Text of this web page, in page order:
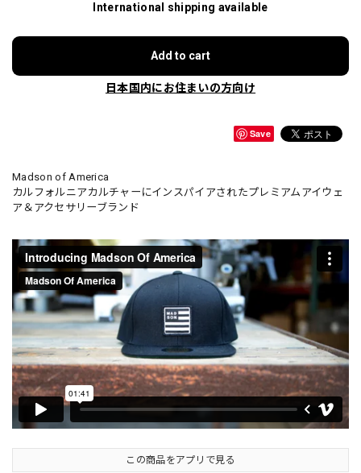
International shipping available
Add to cart
日本国内にお住まいの方向け
Save
Madson of America
カルフォルニアカルチャーにインスパイアされたプレミアムアイウェ
ア＆アクセサリーブランド
この商品をアプリで見る